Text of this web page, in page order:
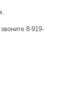
8-919-